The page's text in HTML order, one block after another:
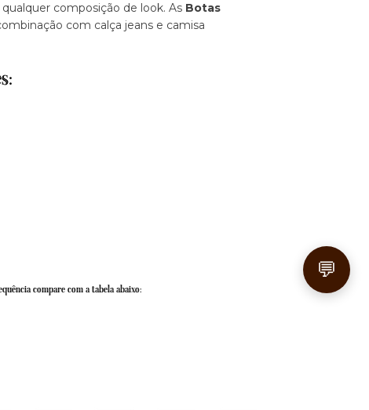
composição de look. As Botas
com calça jeans e camisa
compare com a tabela abaixo:
💬